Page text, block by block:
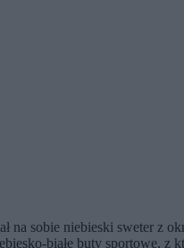
na sobie niebieski sweter z
białe buty sportowe, z